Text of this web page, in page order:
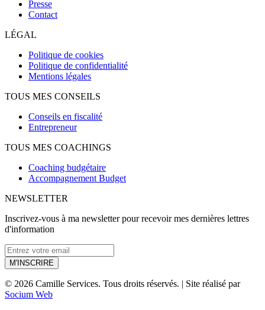
Presse
Contact
LÉGAL
Politique de cookies
Politique de confidentialité
Mentions légales
TOUS MES CONSEILS
Conseils en fiscalité
Entrepreneur
TOUS MES COACHINGS
Coaching budgétaire
Accompagnement Budget
NEWSLETTER
Inscrivez-vous à ma newsletter pour recevoir mes dernières lettres
d'information
M'INSCRIRE
© 2026 Camille Services. Tous droits réservés. | Site réalisé par
Socium Web